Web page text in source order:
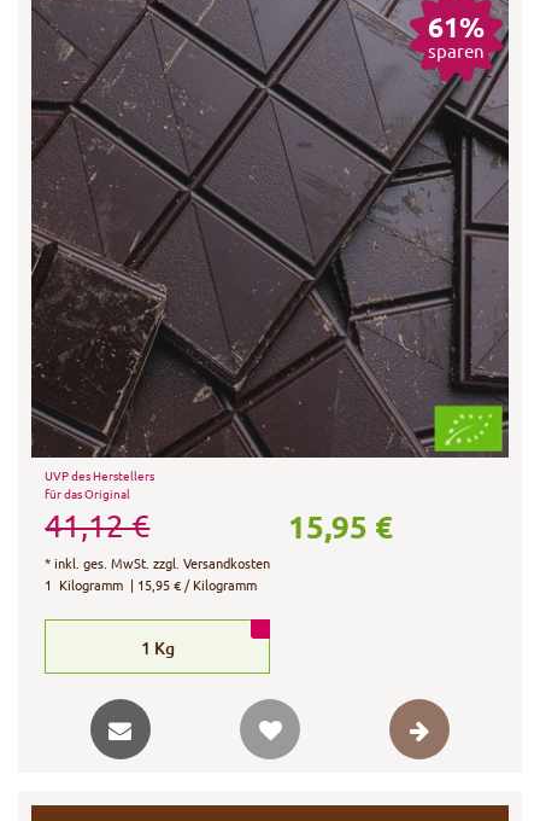
61%
sparen
UVP des Herstellers
für das Original
41,12 € 15,95 €
*inkl. ges. MwSt. zzgl.Versandkosten
1 Kilogramm | 15,95 € / Kilogramm
1 Kg